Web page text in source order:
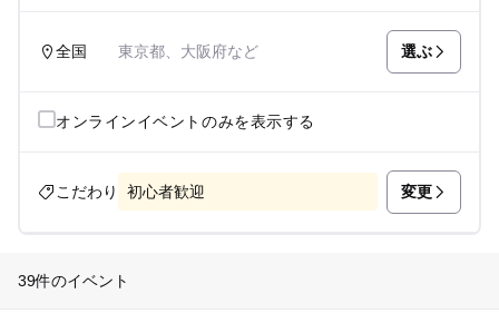
全国 東京都、大阪府など 選ぶ
オンラインイベントのみを表示する
こだわり 初心者歓迎 変更
39件のイベント